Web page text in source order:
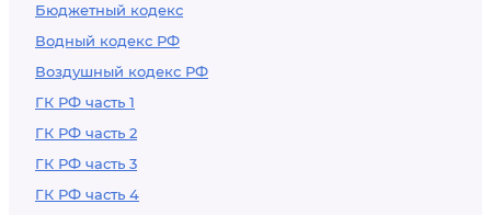
Бюджетный кодекс
Водный кодекс РФ
Воздушный кодекс РФ
ГК РФ часть 1
ГК РФ часть 2
ГК РФ часть 3
ГК РФ часть 4